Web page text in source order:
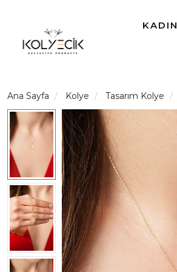
KADIN
Ana Sayfa Kolye Tasarım Kolye